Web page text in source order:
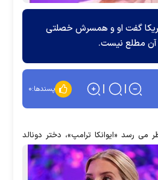
گفت او و همسرش خصلتی
آن مطلع نیست.
پسندها:۰
می رسد «ایوانکا ترامپ»، دختر دونالد